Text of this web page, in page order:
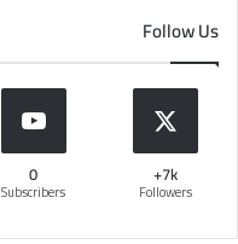
Follow Us
7k+
Followers
0
Subscribers